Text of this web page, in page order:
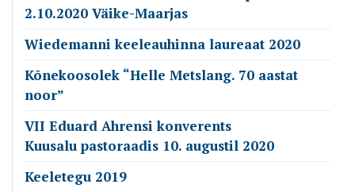
2.10.2020 Väike-Maarjas
Wiedemanni keeleauhinna laureaat 2020
Kõnekoosolek “Helle Metslang. 70 aastat
noor”
VII Eduard Ahrensi konverents
Kuusalu pastoraadis 10. augustil 2020
Keeletegu 2019